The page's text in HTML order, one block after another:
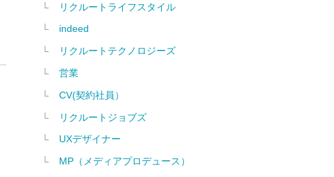
リクルートライフスタイル
indeed
リクルートテクノロジーズ
営業
CV(契約社員）
リクルートジョブズ
UXデザイナー
MP（メディアプロデュース）